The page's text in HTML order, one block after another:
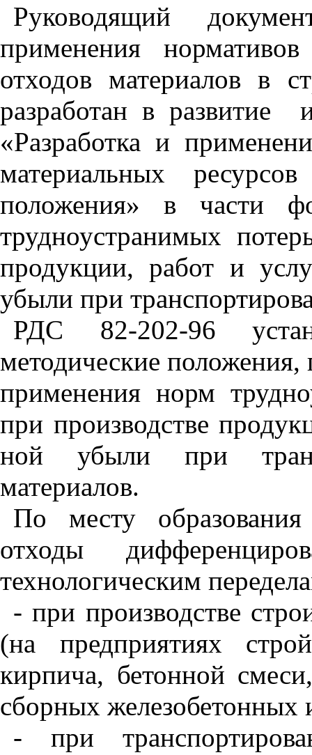
Руководящий
применения
отходов материалов в
разработан в развитие
«Разра­ботка и
материальных
положения» в части
трудноустранимых
продукции, работ и
убыли при
РДС 82-202-96
методическиеположения,
применения норм
при производстве
ной убыли при
материалов.
По месту
отходы
технологическим
- при производстве
(на предпри­ятиях
кирпича, бетонной
сборных железобетонных
- при